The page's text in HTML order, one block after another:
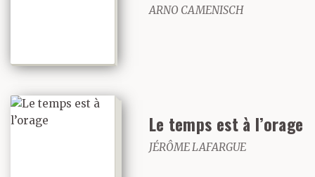
ARNO CAMENISCH
Le temps est à l’orage
JÉRÔME LAFARGUE